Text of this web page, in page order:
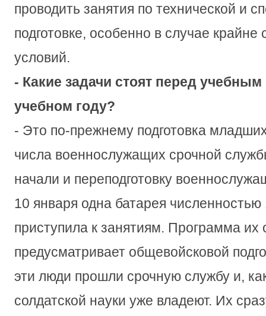
проводить занятия по технической и
подготовке, особенно в случае
условий.
- Какие задачи стоят перед
учебном году?
- Это по-прежнему подготовка
числа военнослужащих срочной
начали и переподготовку
10 января одна батарея численностью
приступила к занятиям. Программа их
предусматривает общевойсковой
эти люди прошли срочную службу и,
солдатской науки уже владеют. Их